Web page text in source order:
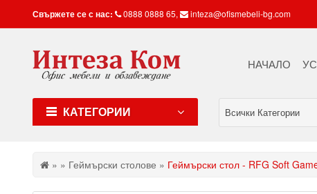
Свържете се с нас: 0888 0888 65, inteza@ofismebeli-bg.com
НАЧАЛО
КАТЕГОРИИ Всички Категории
» » Геймърски столове » Геймърски стол - RFG Soft